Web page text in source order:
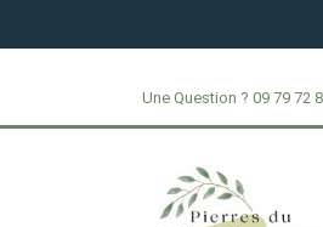
Une Question ? 09 79 72